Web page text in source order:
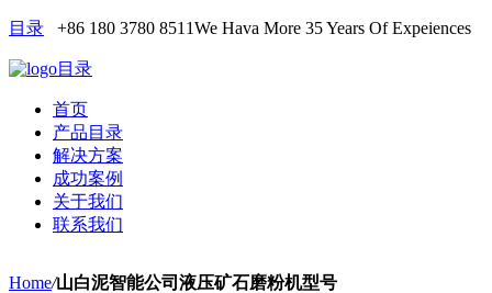
目录 +86 180 3780 8511We Hava More 35 Years Of Expeiences
目录
首页
产品目录
解决方案
成功案例
关于我们
联系我们
Home/山白泥智能公司液压矿石磨粉机型号